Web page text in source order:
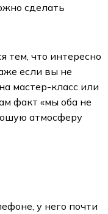
сделать
тем, что интересно
если вы не
мастер-класс или
факт «мы оба не
атмосферу
у него почти